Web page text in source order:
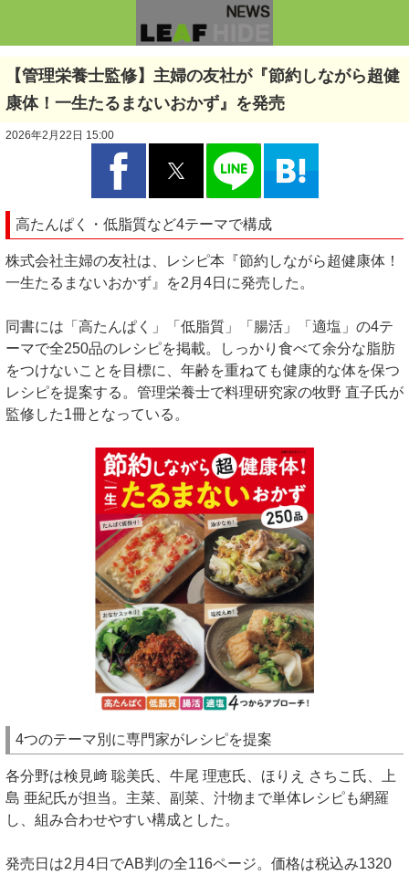
【管理栄養士監修】主婦の友社が『節約しながら超健
康体！一生たるまないおかず』を発売
2026年2月22日 15:00
高たんぱく・低脂質など4テーマで構成
株式会社主婦の友社は、レシピ本『節約しながら超健康体！
一生たるまないおかず』を2月4日に発売した。
同書には「高たんぱく」「低脂質」「腸活」「適塩」の4テ
ーマで全250品のレシピを掲載。しっかり食べて余分な脂肪
をつけないことを目標に、年齢を重ねても健康的な体を保つ
レシピを提案する。管理栄養士で料理研究家の牧野 直子氏が
監修した1冊となっている。
4つのテーマ別に専門家がレシピを提案
各分野は検見﨑 聡美氏、牛尾 理恵氏、ほりえ さちこ氏、上
島 亜紀氏が担当。主菜、副菜、汁物まで単体レシピも網羅
し、組み合わせやすい構成とした。
発売日は2月4日でAB判の全116ページ。価格は税込み1320